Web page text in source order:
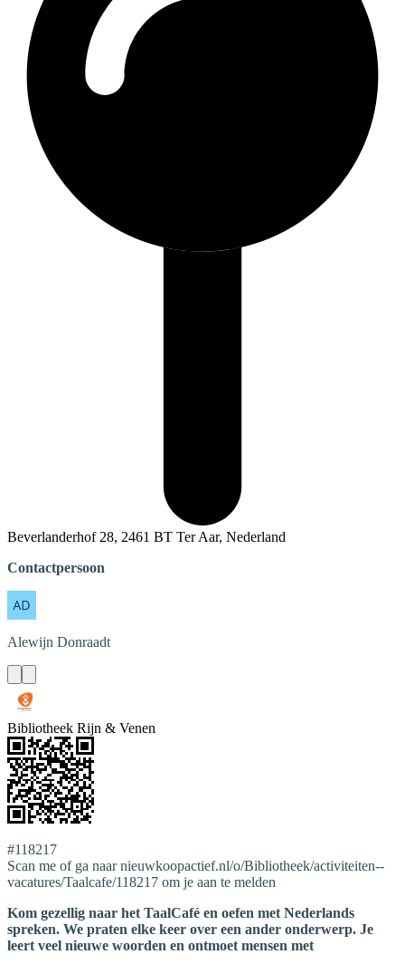
Beverlanderhof 28, 2461 BT Ter Aar, Nederland
Contactpersoon
Alewijn Donraadt
Bibliotheek Rijn & Venen
#118217
Scan me of ga naar nieuwkoopactief.nl/o/Bibliotheek/activiteiten--
vacatures/Taalcafe/118217 om je aan te melden
Kom gezellig naar het TaalCafé en oefen met Nederlands
spreken. We praten elke keer over een ander onderwerp. Je
leert veel nieuwe woorden en ontmoet mensen met